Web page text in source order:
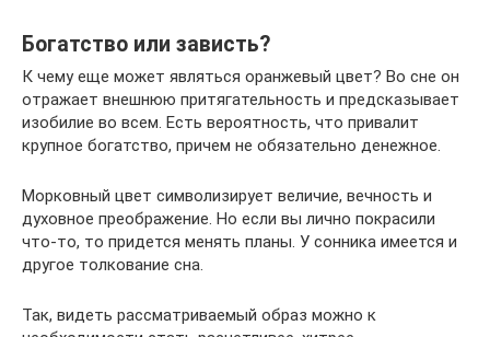
Богатство или зависть?
К чему еще может являться оранжевый цвет? Во сне он
отражает внешнюю притягательность и предсказывает
изобилие во всем. Есть вероятность, что привалит
крупное богатство, причем не обязательно денежное.
Морковный цвет символизирует величие, вечность и
духовное преображение. Но если вы лично покрасили
что-то, то придется менять планы. У сонника имеется и
другое толкование сна.
Так, видеть рассматриваемый образ можно к